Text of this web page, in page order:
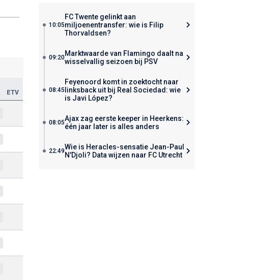
ETV
10:05
FC Twente gelinkt aan
miljoenentransfer: wie is Filip
Thorvaldsen?
09:20Marktwaarde van Flamingo daalt na
wisselvallig seizoen bij PSV
08:45
Feyenoord komt in zoektocht naar
linksback uit bij Real Sociedad: wie
is Javi López?
08:05Ajax zag eerste keeper in Heerkens:
één jaar later is alles anders
22:49Wie is Heracles-sensatie Jean-Paul
N'Djoli? Data wijzen naar FC Utrecht